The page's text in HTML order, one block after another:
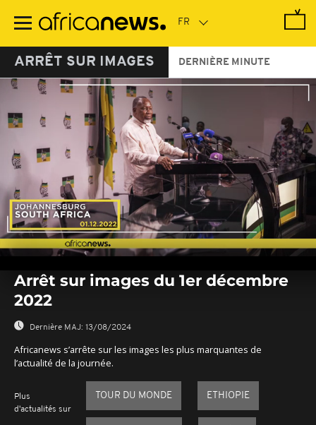
contenu
ARRÊT SUR IMAGES DERNIÈRE MINUTE
seconds
seconds
Arrêt sur images du 1er décembre
2022
Dernière MAJ: 13/08/2024
Africanews s’arrête sur les images les plus marquantes de
l’actualité de la journée.
Plus
d'actualités sur
TOUR DU MONDE ETHIOPIE